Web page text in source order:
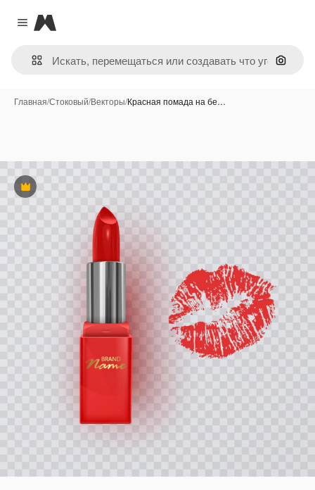
Close menu
Magnific
Поиск
Главная/Стоковый/Векторы/Красная помада на бе…
Премиум